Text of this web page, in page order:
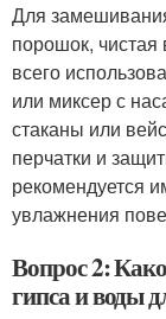
Для
порошок,
всего
или миксер с
стаканы или
перчатки и
рекомендуется
увлажнения
Вопрос 2:
гипса и воды